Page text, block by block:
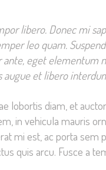
libero. Donec mi
leo quam.
eget elementum
augue et libero
lobortis diam, et
in vehicula mauris
mi est, ac porta sem
quis arcu. Fusce a